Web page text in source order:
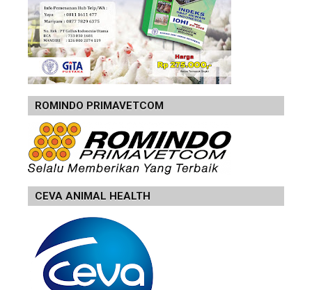
ROMINDO PRIMAVETCOM
CEVA ANIMAL HEALTH